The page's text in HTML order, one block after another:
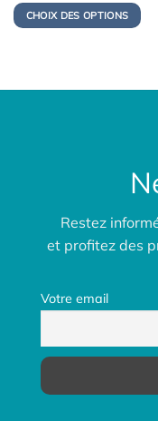
initial
était :
149,00€.
actuel
est :
129,00€.
CHOIX DES OPTIONS
Restez
et profitez des
Votre email